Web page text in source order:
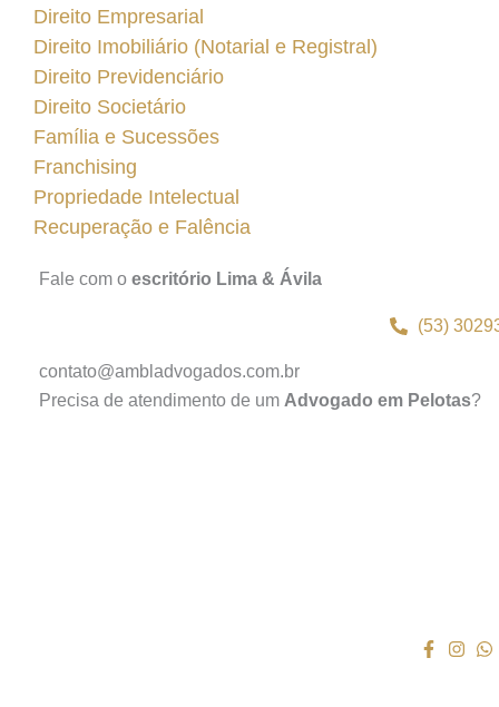
Direito Empresarial
Direito Imobiliário (Notarial e Registral)
Direito Previdenciário
Direito Societário
Família e Sucessões
Franchising
Propriedade Intelectual
Recuperação e Falência
Fale com o escritório Lima & Ávila
(53)
contato@ambladvogados.com.br
Precisa de atendimento de um Advogado em Pelotas?